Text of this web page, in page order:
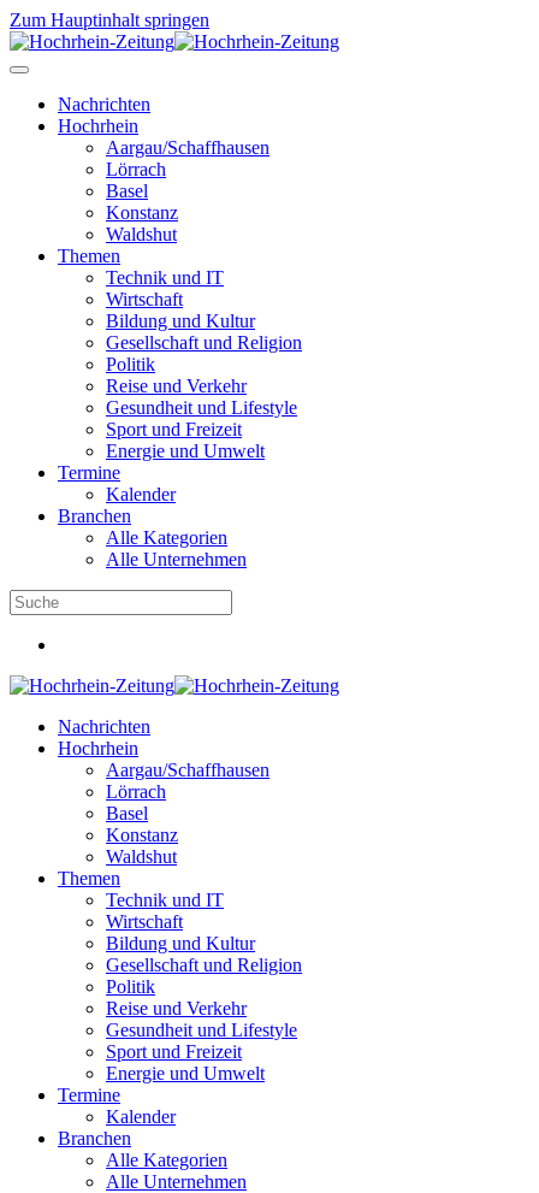
Zum Hauptinhalt springen
Nachrichten
Hochrhein
Aargau/Schaffhausen
Lörrach
Basel
Konstanz
Waldshut
Themen
Technik und IT
Wirtschaft
Bildung und Kultur
Gesellschaft und Religion
Politik
Reise und Verkehr
Gesundheit und Lifestyle
Sport und Freizeit
Energie und Umwelt
Termine
Kalender
Branchen
Alle Kategorien
Alle Unternehmen
Nachrichten
Hochrhein
Aargau/Schaffhausen
Lörrach
Basel
Konstanz
Waldshut
Themen
Technik und IT
Wirtschaft
Bildung und Kultur
Gesellschaft und Religion
Politik
Reise und Verkehr
Gesundheit und Lifestyle
Sport und Freizeit
Energie und Umwelt
Termine
Kalender
Branchen
Alle Kategorien
Alle Unternehmen